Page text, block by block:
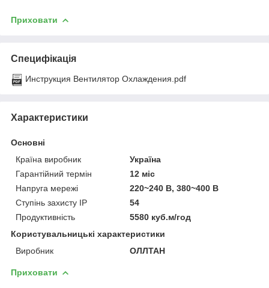
Приховати
Специфікація
Инструкция Вентилятор Охлаждения.pdf
Характеристики
Основні
Країна виробник
Україна
Гарантійний термін
12 міс
Напруга мережі
220~240 В, 380~400 В
Ступінь захисту IP
54
Продуктивність
5580 куб.м/год
Користувальницькі характеристики
Виробник
ОЛЛТАН
Приховати